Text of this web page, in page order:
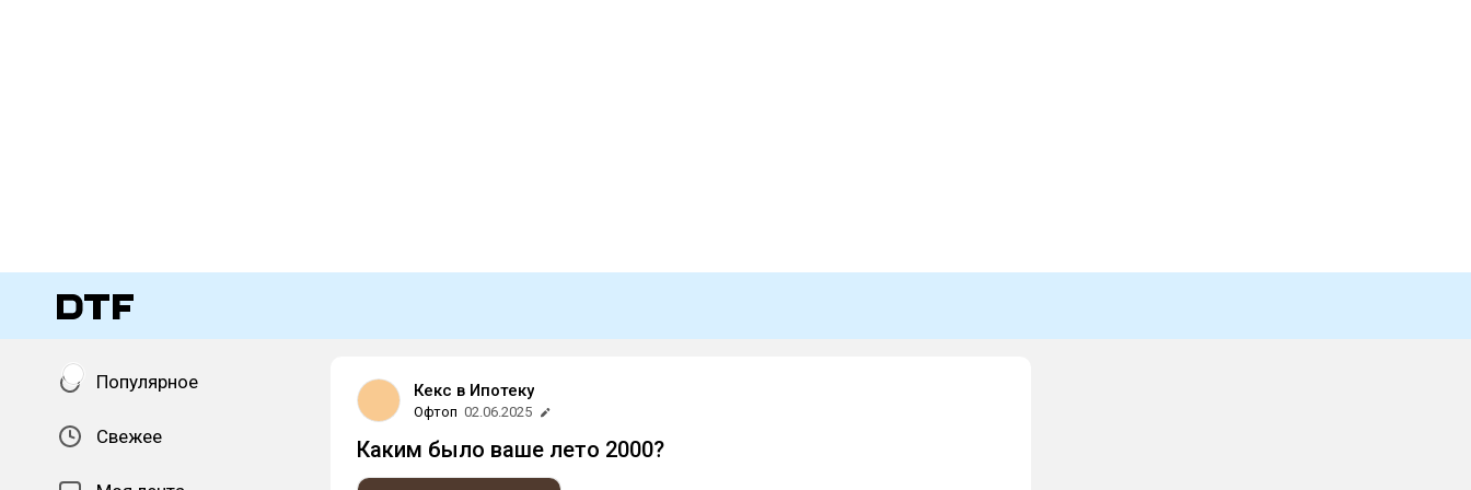
Популярное
Свежее
Кекс в Ипотеку
Офтоп 02.06.2025
Каким было ваше лето 2000?